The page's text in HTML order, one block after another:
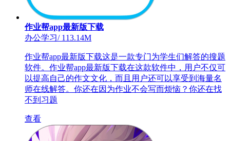
作业帮app最新版下载
办公学习/113.14M
作业帮app最新版下载这是一款专门为学生们解答的搜题
软件。作业帮app最新版下载在这款软件中，用户不仅可
以提高自己的作文文化，而且用户还可以享受到海量名
师在线解答。你还在因为作业不会写而烦恼？你还在找
不到习题
查看